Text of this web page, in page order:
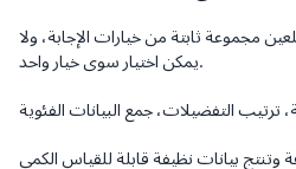
مجموعة ثابتة من خيارات الإجابة، ولا
يمكن اختيار سوى خيار واحد.